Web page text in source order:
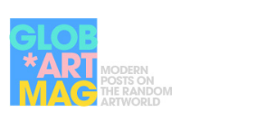
al
contenuto